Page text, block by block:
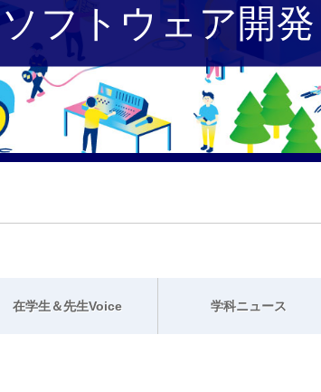
ソフトウェア開発
在学生＆先生Voice 学科ニュース